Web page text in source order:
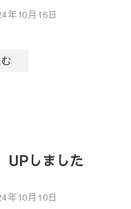
年10月16日
しました
年10月10日